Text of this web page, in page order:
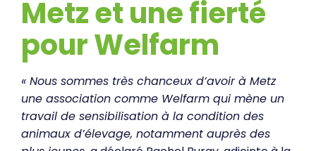
Metz et une fierté
pour Welfarm
« Nous sommes très chanceux d’avoir à Metz
une association comme Welfarm qui mène un
travail de sensibilisation à la condition des
animaux d’élevage, notamment auprès des